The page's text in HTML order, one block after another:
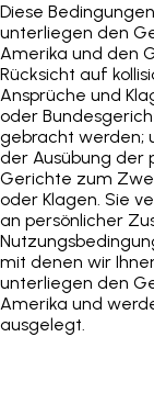
Diese
unterliegen den
Amerika und den
Rücksicht auf
Ansprüche und
oder
gebracht werden;
der Ausübung der
Gerichte zum
oder Klagen. Sie
an persönlicher
mit denen wir
unterliegen den
Amerika und
ausgelegt.